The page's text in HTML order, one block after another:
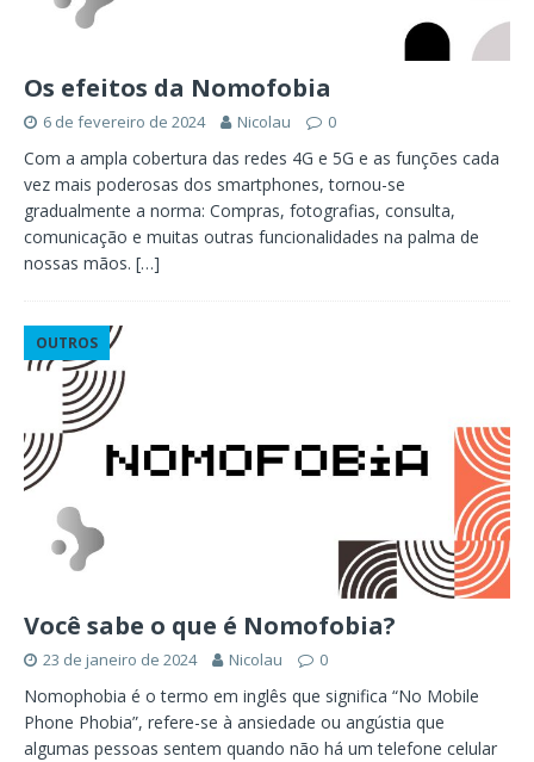
Os efeitos da Nomofobia
6 de fevereiro de 2024 Nicolau 0
Com a ampla cobertura das redes 4G e 5G e as funções cada
vez mais poderosas dos smartphones, tornou-se
gradualmente a norma: Compras, fotografias, consulta,
comunicação e muitas outras funcionalidades na palma de
nossas mãos. […]
OUTROS
Você sabe o que é Nomofobia?
23 de janeiro de 2024 Nicolau 0
Nomophobia é o termo em inglês que significa “No Mobile
Phone Phobia”, refere-se à ansiedade ou angústia que
algumas pessoas sentem quando não há um telefone celular